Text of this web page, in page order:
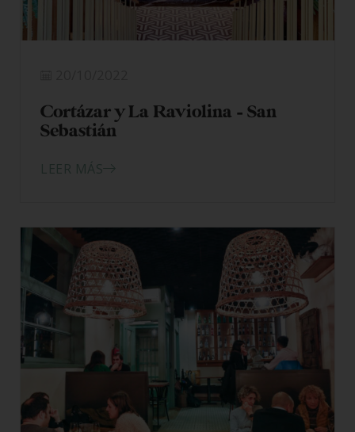
Cortázar y La Raviolina – San
Sebastián
LEER MÁS